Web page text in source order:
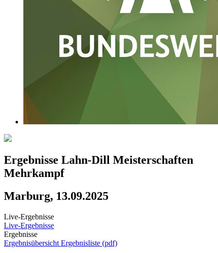
Ergebnisse Lahn-Dill Meisterschaften
Mehrkampf
Marburg, 13.09.2025
Live-Ergebnisse
Live-Ergebnisse
Ergebnisse
Ergebnisübersicht Ergebnisliste (pdf)